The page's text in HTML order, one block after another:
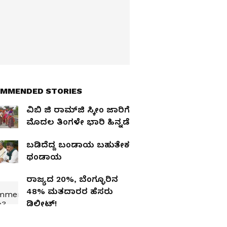
STORIES
ವಿಬಿ ಜಿ ರಾಮ್‌ಜಿ ಸ್ಕೀಂ ಜಾರಿಗೆ
ಮೊದಲ ತಿಂಗಳೇ ಭಾರಿ ಹಿನ್ನಡೆ
ಬಡಿದೆದ್ದ ಬಂಡಾಯ ಬಹುತೇಕ
ಥಂಡಾಯ
ರಾಜ್ಯದ 20%, ಬೆಂಗ್ಳೂರಿನ
48% ಮತದಾರರ ಹೆಸರು
ಡಿಲೀಟ್‌!